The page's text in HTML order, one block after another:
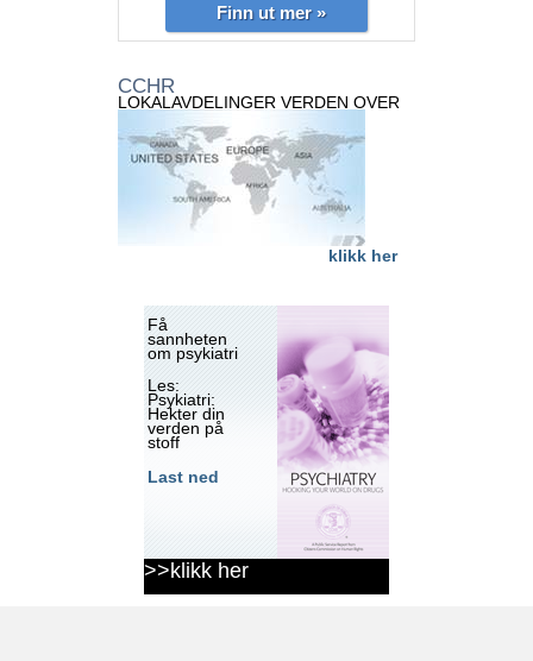
Finn ut mer »
CCHR
LOKALAVDELINGER VERDEN OVER
klikk her
Få
sannheten
om psykiatri
Les:
Psykiatri:
Hekter din
verden på
stoff
Last ned
>>klikk her